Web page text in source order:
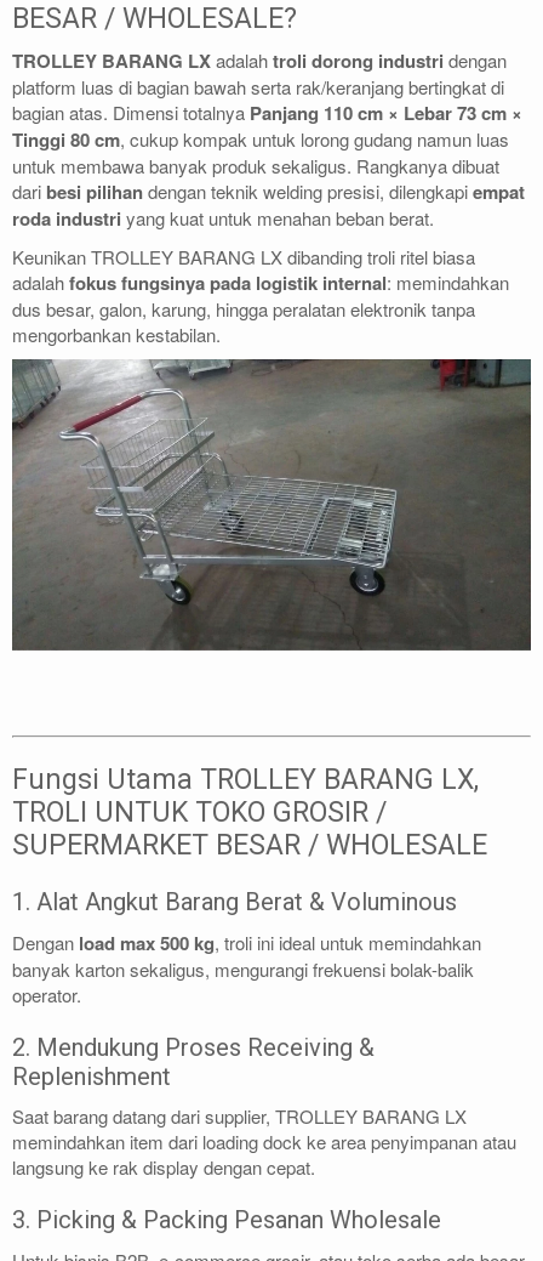
BESAR / WHOLESALE?
TROLLEY BARANG LXadalahtroli dorong industri dengan
platform luas di bagian bawah serta rak/keranjang bertingkat di
bagian atas. Dimensi totalnya Panjang 110 cm × Lebar 73 cm ×
Tinggi 80 cm, cukup kompak untuk lorong gudang namun luas
untuk membawa banyak produk sekaligus. Rangkanya dibuat
dari besi pilihandengan teknik welding presisi, dilengkapiempat
roda industri yang kuat untuk menahan beban berat.
Keunikan TROLLEY BARANG LX dibanding troli ritel biasa
adalahfokus fungsinya pada logistik internal: memindahkan
dus besar, galon, karung, hingga peralatan elektronik tanpa
mengorbankan kestabilan.
Fungsi Utama TROLLEY BARANG LX,
TROLI UNTUK TOKO GROSIR /
SUPERMARKET BESAR / WHOLESALE
1. Alat Angkut Barang Berat & Voluminous
Dengan load max 500 kg, troli ini ideal untuk memindahkan
banyak karton sekaligus, mengurangi frekuensi bolak-balik
operator.
2. Mendukung Proses Receiving &
Replenishment
Saat barang datang dari supplier, TROLLEY BARANG LX
memindahkan item dari loading dock ke area penyimpanan atau
langsung ke rak display dengan cepat.
3. Picking & Packing Pesanan Wholesale